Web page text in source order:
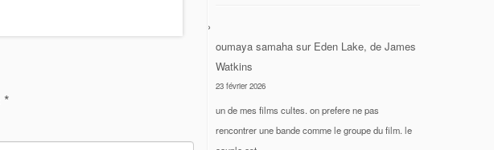
*
oumaya samaha sur Eden Lake, de James
Watkins
23 février 2026
un de mes films cultes. on prefere ne pas
rencontrer une bande comme le groupe du film. le